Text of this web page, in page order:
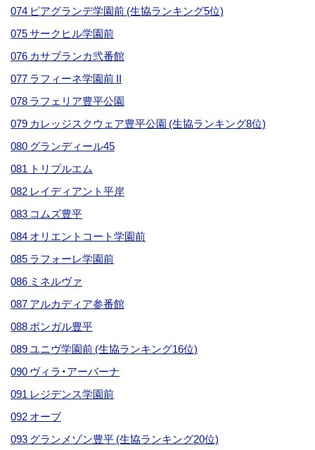
074 ピアグランデ学園前 (生協ランキング5位)
075 サークヒル学園前
076 カサブランカ弐番館
077 ラフィーネ学園前 II
078 ラフェリア豊平公園
079 カレッジスクウェア豊平公園 (生協ランキング8位)
080 グランディール45
081 トリプルエム
082 レイディアント平岸
083 コムズ豊平
084 オリエントコート学園前
085 ラフォーレ学園前
086 ミネルヴァ
087 アルカディア参番館
088 ポンガル豊平
089 ユニヴ学園前 (生協ランキング16位)
090 ヴィラ・アーバーナ
091 レジデンス学園前
092 オーブ
093 グランメゾン豊平 (生協ランキング20位)